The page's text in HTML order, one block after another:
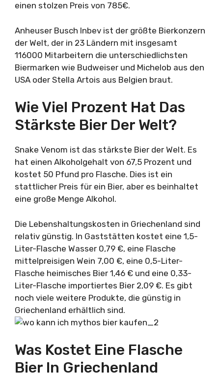
einen stolzen Preis von 785€.
Anheuser Busch Inbev ist der größte Bierkonzern
der Welt, der in 23 Ländern mit insgesamt
116000 Mitarbeitern die unterschiedlichsten
Biermarken wie Budweiser und Michelob aus den
USA oder Stella Artois aus Belgien braut.
Wie Viel Prozent Hat Das
Stärkste Bier Der Welt?
Snake Venom ist das stärkste Bier der Welt. Es
hat einen Alkoholgehalt von 67,5 Prozent und
kostet 50 Pfund pro Flasche. Dies ist ein
stattlicher Preis für ein Bier, aber es beinhaltet
eine große Menge Alkohol.
Die Lebenshaltungskosten in Griechenland sind
relativ günstig. In Gaststätten kostet eine 1,5-
Liter-Flasche Wasser 0,79 €, eine Flasche
mittelpreisigen Wein 7,00 €, eine 0,5-Liter-
Flasche heimisches Bier 1,46 € und eine 0,33-
Liter-Flasche importiertes Bier 2,09 €. Es gibt
noch viele weitere Produkte, die günstig in
Griechenland erhältlich sind.
Was Kostet Eine Flasche
Bier In Griechenland